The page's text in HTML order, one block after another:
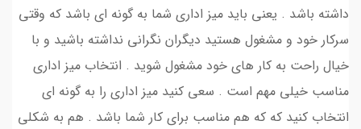
داشته باشد . یعنی باید میز اداری شما به گونه ای باشد که وقتی
سرکار خود و مشغول هستید دیگران نگرانی نداشته باشید و با
خیال راحت به کار های خود مشغول شوید . انتخاب میز اداری
مناسب خیلی مهم است . سعی کنید میز اداری را به گونه ای
انتخاب کنید که که هم مناسب برای کار شما باشد . هم به شکلی